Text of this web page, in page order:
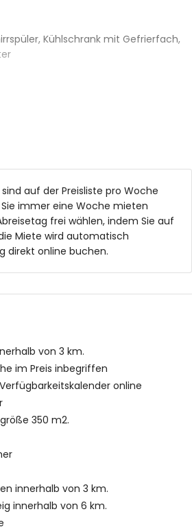
Kühlschrank mit Gefrierfach,
Ventilator
von der Villa)
von der Villa)
von der Villa)
von der Villa)
der Villa)
Metern
sind auf der Preisliste pro Woche
immer eine Woche mieten
frei wählen, indem Sie auf
Miete wird automatisch
direkt online buchen.
von 3 km.
im Preis inbegriffen
online
350 m2.
innerhalb von 3 km.
innerhalb von 6 km.